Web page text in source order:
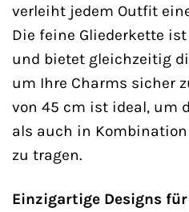
verleiht jedem Outfit
Die feine Gliederkette
und bietet gleichzeitig
um Ihre Charms sicher
von 45 cm ist ideal, um
als auch in
zu tragen.
Einzigartige Designs